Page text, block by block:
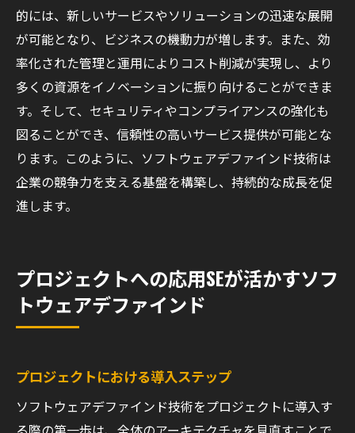
的には、新しいサービスやソリューションの迅速な展開
が可能となり、ビジネスの機動力が増します。また、効
率化された管理と運用によりコスト削減が実現し、より
多くの資源をイノベーションに振り向けることができま
す。そして、セキュリティやコンプライアンスの強化も
図ることができ、信頼性の高いサービス提供が可能とな
ります。このように、ソフトウェアデファインド技術は
企業の競争力を支える基盤を構築し、持続的な成長を促
進します。
プロジェクトへの応用SEが活かすソフ
トウェアデファインド
プロジェクトにおける導入ステップ
ソフトウェアデファインド技術をプロジェクトに導入す